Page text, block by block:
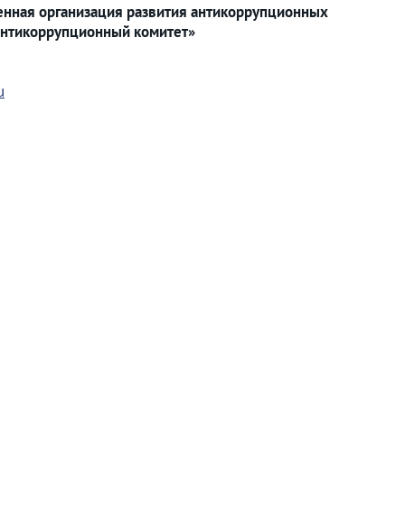
организация развития антикоррупционных
комитет»